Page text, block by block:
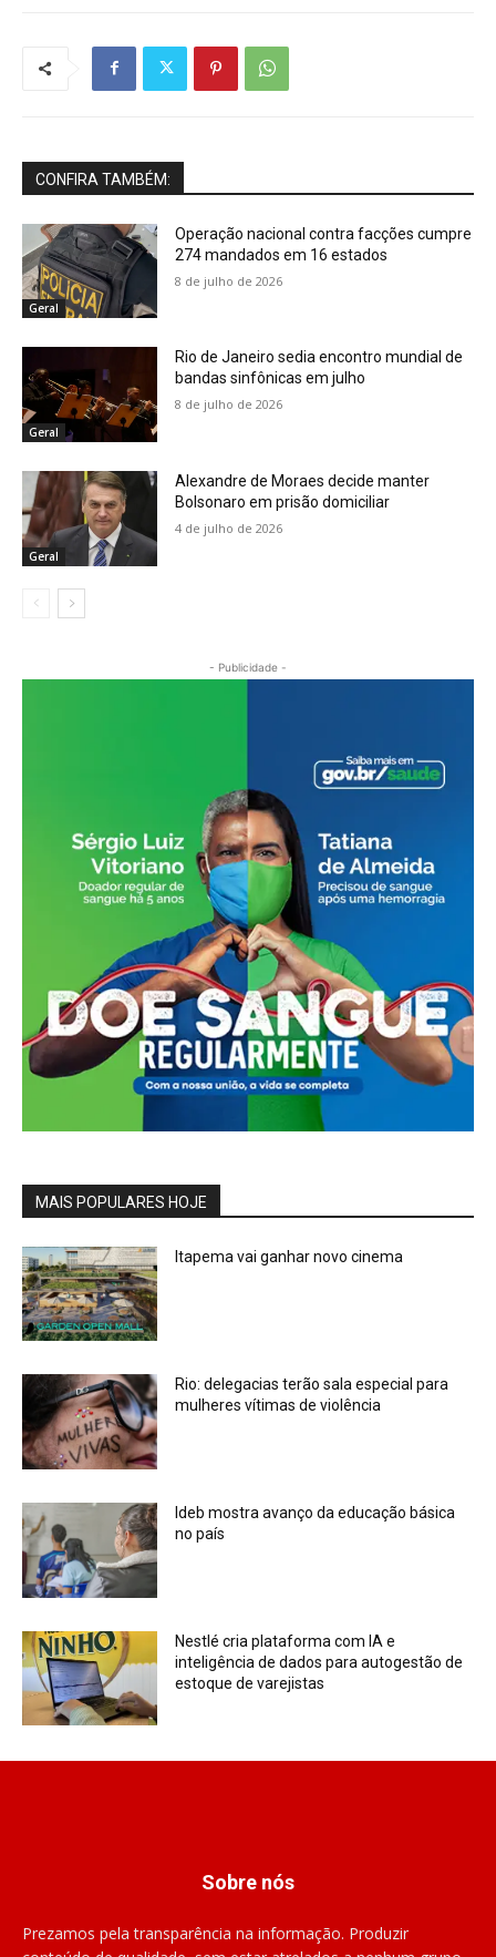
CONFIRA TAMBÉM:
Geral
Operação nacional contra facções cumpre
274 mandados em 16 estados
8 de julho de 2026
Geral
Rio de Janeiro sedia encontro mundial de
bandas sinfônicas em julho
8 de julho de 2026
Geral
Alexandre de Moraes decide manter
Bolsonaro em prisão domiciliar
4 de julho de 2026
- Publicidade -
MAIS POPULARES HOJE
Itapema vai ganhar novo cinema
Rio: delegacias terão sala especial para
mulheres vítimas de violência
Ideb mostra avanço da educação básica
no país
Nestlé cria plataforma com IA e
inteligência de dados para autogestão de
estoque de varejistas
Sobre nós
Prezamos pela transparência na informação. Produzir